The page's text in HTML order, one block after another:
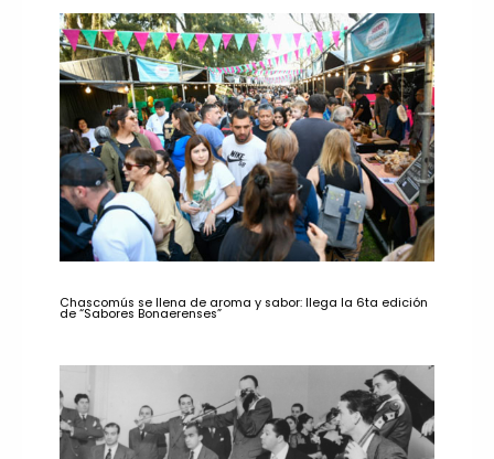
Chascomús se llena de aroma y sabor: llega la 6ta edición
de “Sabores Bonaerenses”